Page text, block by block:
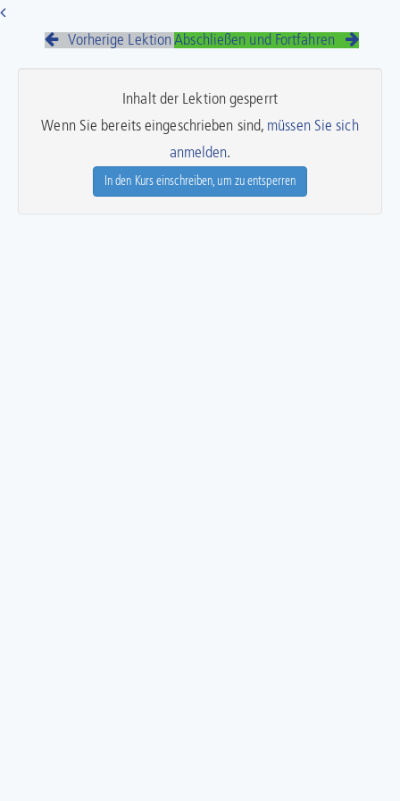
Vorherige Lektion Abschließen und Fortfahren
Inhalt der Lektion gesperrt
Wenn Sie bereits eingeschrieben sind, müssen Sie sich
anmelden.
In den Kurs einschreiben, um zu entsperren